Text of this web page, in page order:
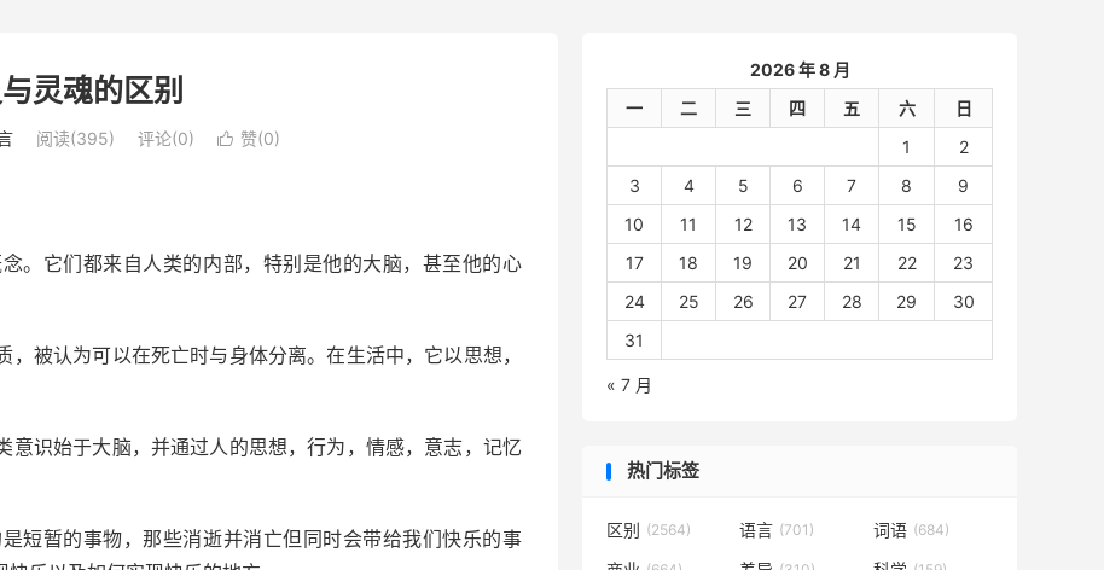
灵魂的区别
阅读(395) 评论(0)  赞(0)
。它们都来自人类的内部，特别是他的大脑，甚至他的心
被认为可以在死亡时与身体分离。在生活中，它以思想，
意识始于大脑，并通过人的思想，行为，情感，意志，记忆
短暂的事物，那些消逝并消亡但 同时会带给我们快乐的事
2026 年 8 月
一
二 三 四 五 六
日
1
2
3
4 5 6 7 8
9
10
11 12 13 14 15
16
17
18 19 20 21 22
23
24
25 26 27 28 29
30
31
« 7 月
热门标签
区别 (2564) 语言 (701) 词语 (684)